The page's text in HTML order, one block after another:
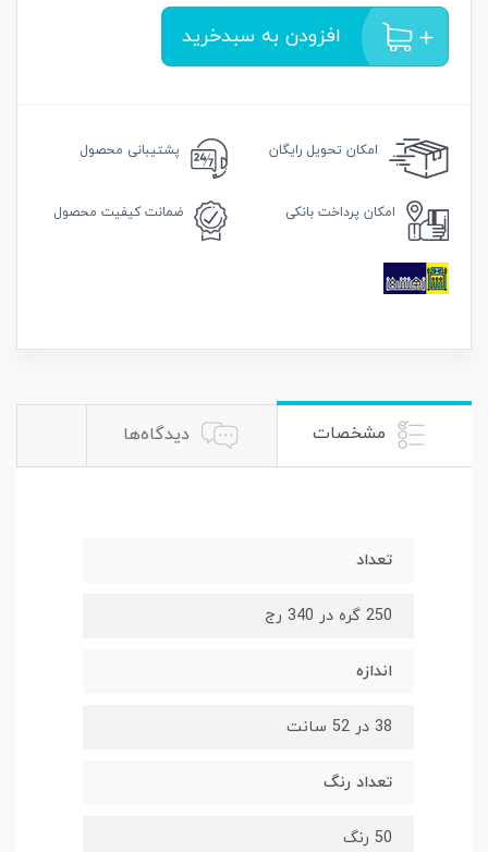
افزودن به سبدخرید
امکان تحویل رایگان پشتیبانی محصول
امکان پرداخت بانکی ضمانت کیفیت محصول
مشخصات دیدگاه‌ها
تعداد
250 گره در 340 رج
اندازه
38 در 52 سانت
تعداد رنگ
50 رنگ